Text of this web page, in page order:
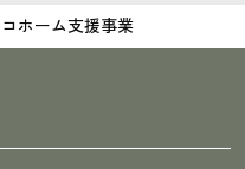
ホーム支援事業